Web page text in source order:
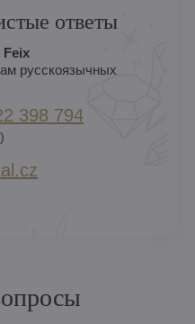
ответы
Feix
русскоязычных
398 794​